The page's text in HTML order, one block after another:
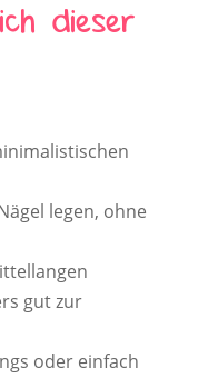
dieser
legen, ohne
gut zur
oder einfach